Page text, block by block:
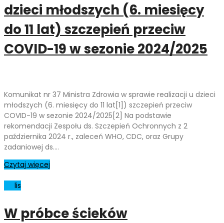
dzieci młodszych (6. miesięcy
do 11 lat) szczepień przeciw
COVID-19 w sezonie 2024/2025
Komunikat nr 37 Ministra Zdrowia w sprawie realizacji u dzieci
młodszych (6. miesięcy do 11 lat[1]) szczepień przeciw
COVID-19 w sezonie 2024/2025[2] Na podstawie
rekomendacji Zespołu ds. Szczepień Ochronnych z 2
października 2024 r., zaleceń WHO, CDC, oraz Grupy
zadaniowej ds.…
Czytaj więcej
lis
W próbce ścieków